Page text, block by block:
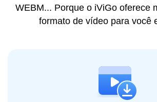
WEBM... Porque o iViGo oferece
formato de vídeo para você